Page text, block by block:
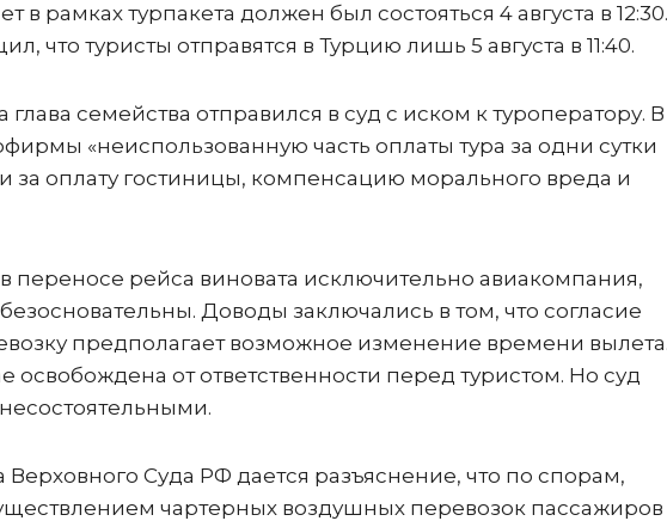
в рамках турпакета должен был состояться 4 августа в 12:30.
что туристы отправятся в Турцию лишь 5 августа в 11:40.
семейства отправился в суд с иском к туроператору.
«неиспользованную часть оплаты тура за одни сутки
за оплату гостиницы, компенсацию морального вреда и
в переносе рейса виновата исключительно авиакомпания,
Доводы заключались в том, что согласие
предполагает возможное изменение времени
освобождена от ответственности перед туристом. Но суд
Суда РФ дается разъяснение, что по спорам,
чартерных воздушных перевозок пассажиров